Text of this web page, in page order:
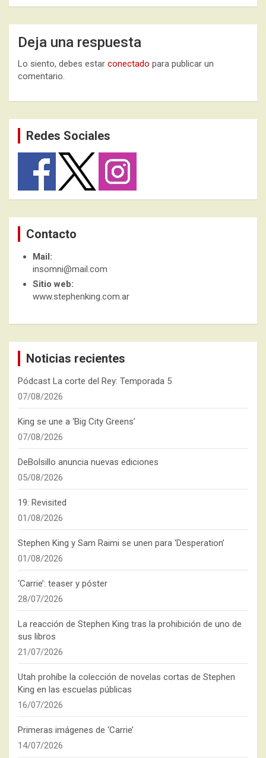
Deja una respuesta
Lo siento, debes estar conectado para publicar un
comentario.
Redes Sociales
Contacto
Mail:
insomni@mail.com
Sitio web:
www.stephenking.com.ar
Noticias recientes
Pódcast La corte del Rey: Temporada 5
07/08/2026
King se une a ‘Big City Greens’
07/08/2026
DeBolsillo anuncia nuevas ediciones
05/08/2026
19: Revisited
01/08/2026
Stephen King y Sam Raimi se unen para ‘Desperation’
01/08/2026
‘Carrie’: teaser y póster
28/07/2026
La reacción de Stephen King tras la prohibición de uno de
sus libros
21/07/2026
Utah prohíbe la colección de novelas cortas de Stephen
King en las escuelas públicas
16/07/2026
Primeras imágenes de ‘Carrie’
14/07/2026